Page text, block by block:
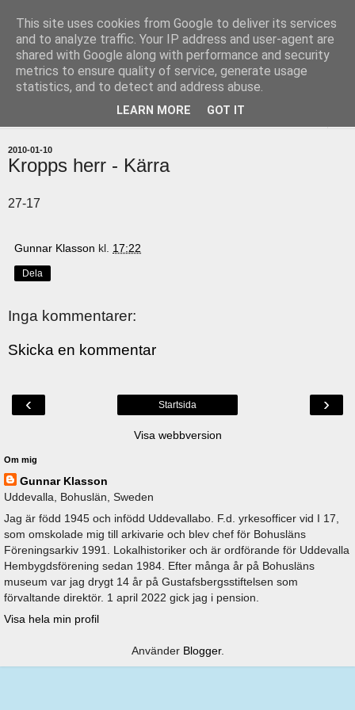
uddevallabloggen.se
med stort och smått från Uddevallas horisont
2010-01-10
Kropps herr - Kärra
27-17
Gunnar Klasson kl. 17:22
Dela
Inga kommentarer:
Skicka en kommentar
‹ ›
Startsida
Visa webbversion
Om mig
Gunnar Klasson
Uddevalla, Bohuslän, Sweden
Jag är född 1945 och infödd Uddevallabo. F.d. yrkesofficer vid I 17,
som omskolade mig till arkivarie och blev chef för Bohusläns
Föreningsarkiv 1991. Lokalhistoriker och är ordförande för Uddevalla
Hembygdsförening sedan 1984. Efter många år på Bohusläns
museum var jag drygt 14 år på Gustafsbergsstiftelsen som
förvaltande direktör. 1 april 2022 gick jag i pension.
Visa hela min profil
Använder Blogger.
This site uses cookies from Google to deliver its services
and to analyze traffic. Your IP address and user-agent are
shared with Google along with performance and security
metrics to ensure quality of service, generate usage
statistics, and to detect and address abuse.
LEARN MORE GOT IT